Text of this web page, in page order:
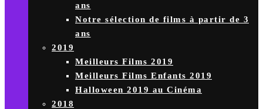
ans
Notre sélection de films à partir de 3
ans
2019
Meilleurs Films 2019
Meilleurs Films Enfants 2019
Halloween 2019 au Cinéma
2018